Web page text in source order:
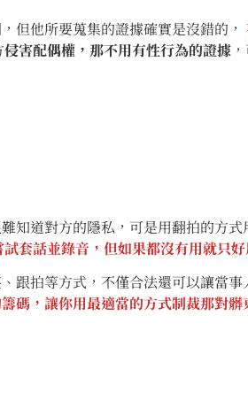
他所要蒐集的證據確實是沒錯的，
侵害配偶權，那不用有性行為的證據
道對方的隱私，可是用翻拍的方式
套話並錄音，但如果都沒有用就只好
拍等方式，不僅合法還可以讓當事
碼，讓你用最適當的方式制裁那對髒